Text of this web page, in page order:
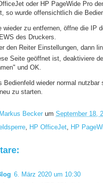
oder HP PageWide Pro
so wurde offensichtlich die
wieder zu entfernen, öffne die IP
des Druckers.
den Reiter Einstellungen, dann
Seite geöffnet ist, deaktiviere
und OK.
Bedienfeld wieder normal
zu starten.
Markus Becker um September 18,
HP OfficeJet HP
6. März 2020 um 10:30